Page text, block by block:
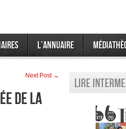
L’annuaire
Next Post →
de la
Lire